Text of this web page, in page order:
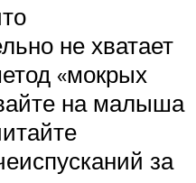
не хватает
«мокрых
на малыша
за